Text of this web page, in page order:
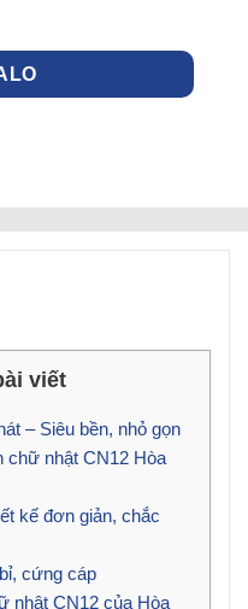
viết
– Siêu bền, nhỏ gọn
chữ nhật CN12 Hòa
kế đơn giản, chắc
cứng cáp
nhật CN12 của Hòa